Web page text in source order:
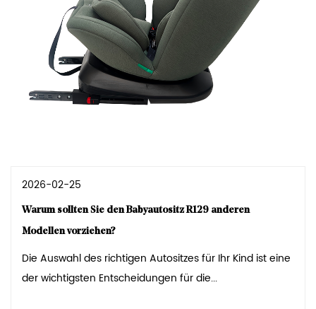
2026-02-25
Warum sollten Sie den Babyautositz R129 anderen
Modellen vorziehen?
Die Auswahl des richtigen Autositzes für Ihr Kind ist eine
der wichtigsten Entscheidungen für die...